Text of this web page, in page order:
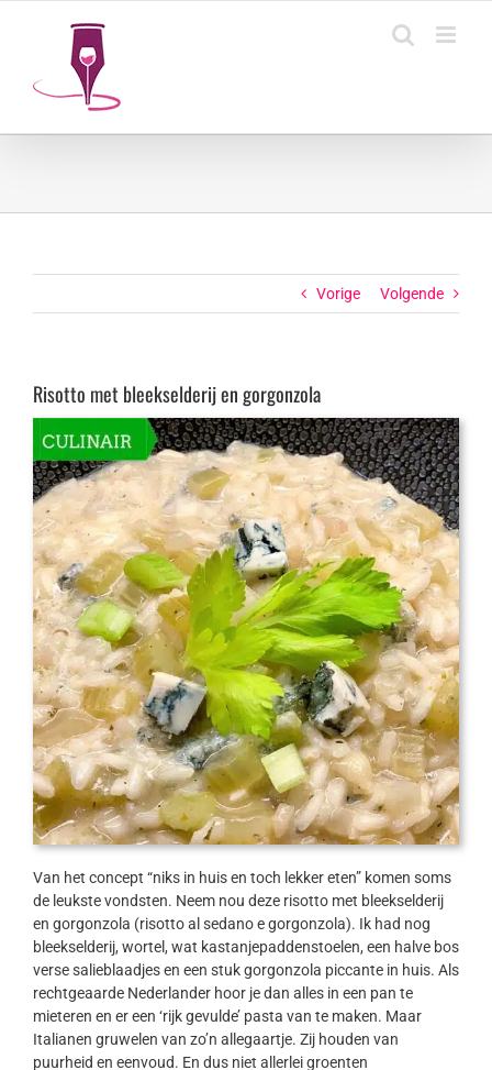
Vorige Volgende
Risotto met bleekselderij en gorgonzola
Van het concept “niks in huis en toch lekker eten” komen soms
de leukste vondsten. Neem nou deze risotto met bleekselderij
en gorgonzola (risotto al sedano e gorgonzola). Ik had nog
bleekselderij, wortel, wat kastanjepaddenstoelen, een halve bos
verse salieblaadjes en een stuk gorgonzola piccante in huis. Als
rechtgeaarde Nederlander hoor je dan alles in een pan te
mieteren en er een ‘rijk gevulde’ pasta van te maken. Maar
Italianen gruwelen van zo’n allegaartje. Zij houden van
puurheid en eenvoud. En dus niet allerlei groenten